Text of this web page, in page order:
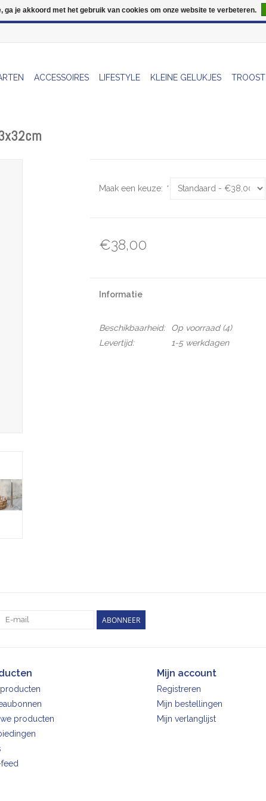
ACCESSOIRES LIFESTYLE KLEINE GELUKJES TROOST
Maak een keuze: *
€38,00
Informatie
Beschikbaarheid: Op voorraad(4)
Levertijd:
1-5 werkdagen
ABONNEER
producten
feed
Mijn account
Registreren
Mijn bestellingen
Mijn verlanglijst
ga je akkoord met het gebruik van cookies om onze website te verbeteren.
Wij zijn uitzonderlijk gesloten op Do 13/08